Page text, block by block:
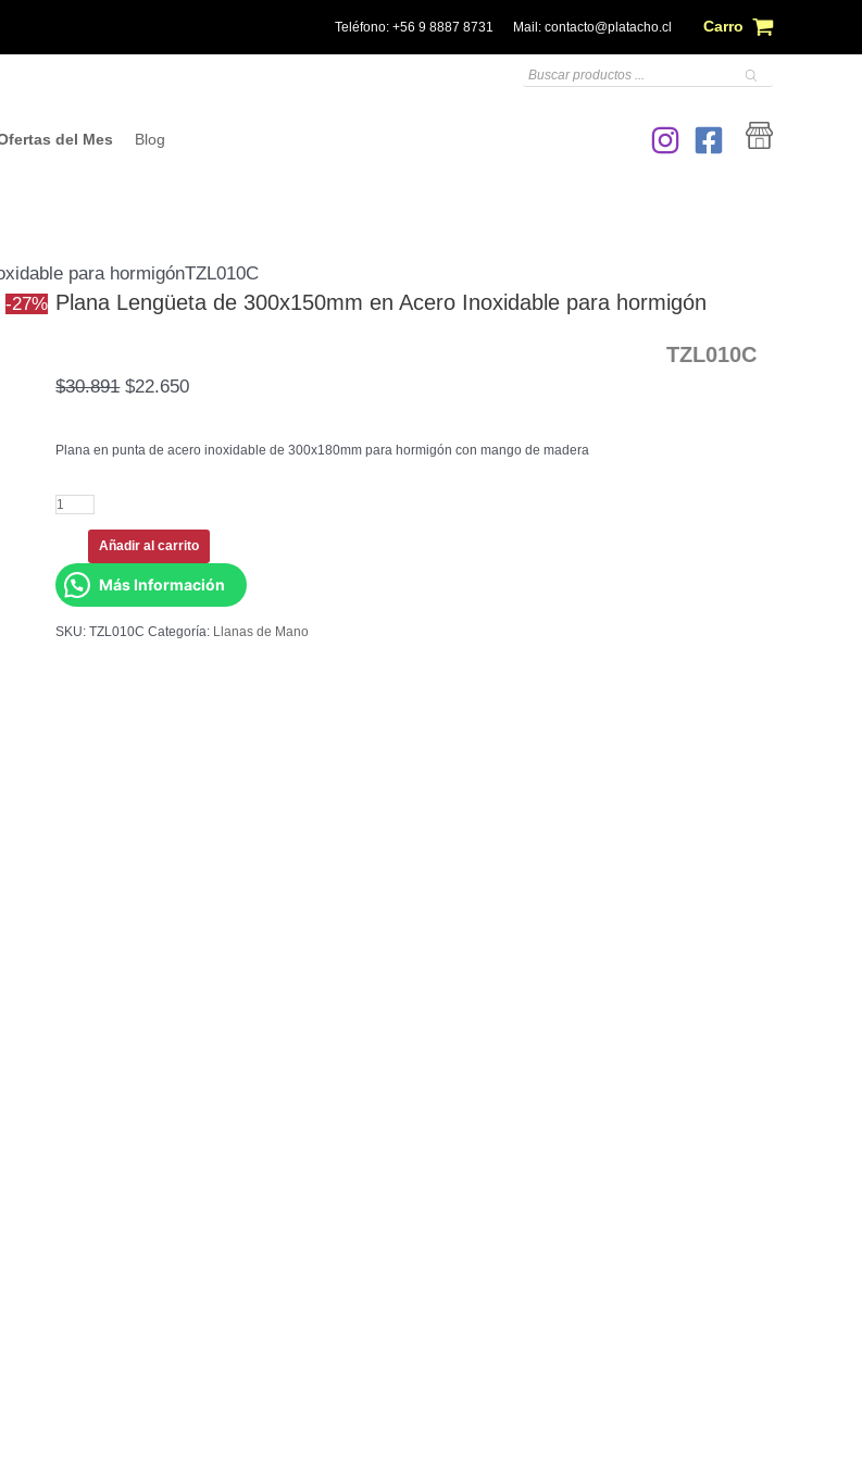
Teléfono:+56 9 8887 8731 Mail:contacto@platacho.cl Carro
Búsqueda
de
del Mes Blog
para hormigónTZL010C
-27% Plana Lengüeta de 300x150mm en Acero Inoxidable para hormigón
TZL010C
$30.891
$30.891.
$22.650
Plana en punta de acero inoxidable de 300x180mm para hormigón con mango de madera
en
cantidad
Añadir al carrito
Más Información
SKU:TZL010C Categoría: Llanas de Mano